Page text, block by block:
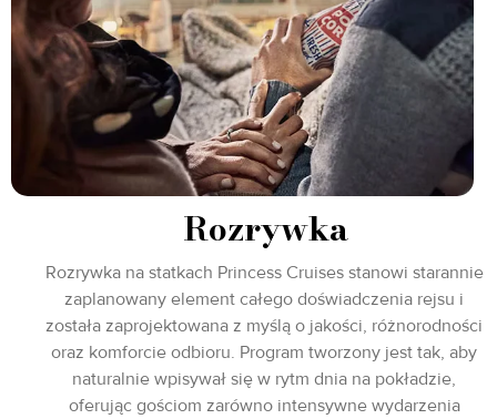
Rozrywka
Rozrywka na statkach Princess Cruises stanowi starannie
zaplanowany element całego doświadczenia rejsu i
została zaprojektowana z myślą o jakości, różnorodności
oraz komforcie odbioru. Program tworzony jest tak, aby
naturalnie wpisywał się w rytm dnia na pokładzie,
oferując gościom zarówno intensywne wydarzenia